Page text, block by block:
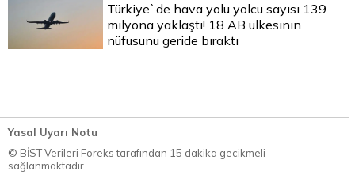
Türkiye`de hava yolu yolcu sayısı 139
milyona yaklaştı! 18 AB ülkesinin
nüfusunu geride bıraktı
Yasal Uyarı Notu
© BİST Verileri Foreks tarafından 15 dakika gecikmeli
sağlanmaktadır.